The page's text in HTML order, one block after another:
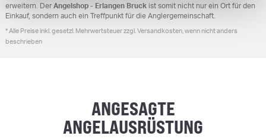
erweitern. Der Angelshop - Erlangen Bruckist somit nicht nur ein Ort für den
Einkauf, sondern auch ein Treffpunkt für die Anglergemeinschaft.
* Alle Preise inkl. gesetzl. Mehrwertsteuer zzgl. Versandkosten, wenn nicht anders
beschrieben
ANGESAGTE
ANGELAUSRÜSTUNG